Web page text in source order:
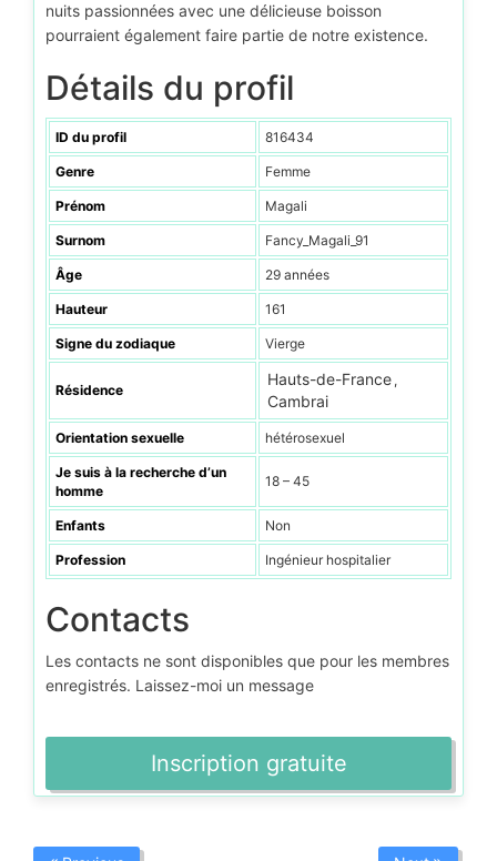
nuits passionnées avec une délicieuse boisson
pourraient également faire partie de notre existence.
Détails du profil
ID du profil 816434
Genre Femme
Prénom Magali
Surnom Fancy_Magali_91
Âge 29 années
Hauteur 161
Signe du zodiaque Vierge
Résidence
Hauts-de-France ,
Cambrai
Orientation sexuelle hétérosexuel
Je suis à la recherche d’un
homme
18 – 45
Enfants Non
Profession Ingénieur hospitalier
Contacts
Les contacts ne sont disponibles que pour les membres
enregistrés. Laissez-moi un message
Inscription gratuite